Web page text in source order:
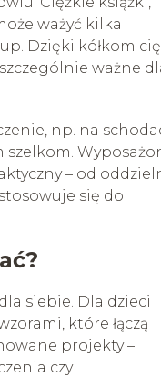
ważyć kilka
Dzięki kółkom
ważne
np. na
szelkom.
– od
się do
siebie. Dla dzieci
które łączą
projekty –
czy